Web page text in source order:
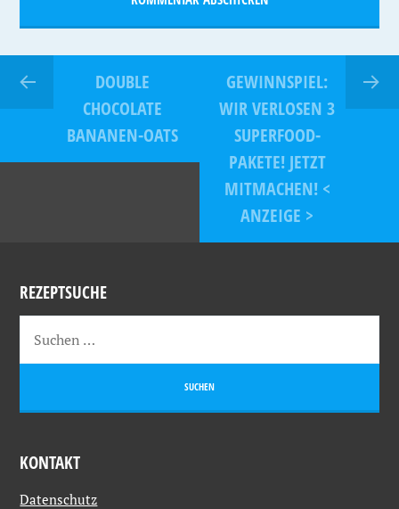
DOUBLE
CHOCOLATE
BANANEN-OATS
GEWINNSPIEL:
WIR VERLOSEN 3
SUPERFOOD-
PAKETE! JETZT
MITMACHEN! <
ANZEIGE >
REZEPTSUCHE
KONTAKT
Datenschutz